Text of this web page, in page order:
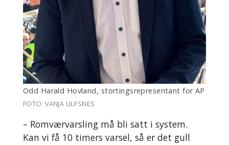
Odd Harald Hovland, stortingsrepresentant for AP
FOTO: VANJA ULFSNES
– Romværvarsling må bli satt i system.
Kan vi få 10 timers varsel, så er det gull